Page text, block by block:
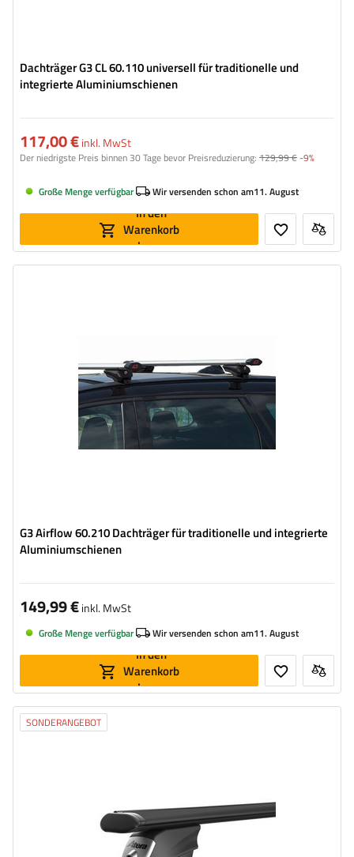
Dachträger G3 CL 60.110 universell für traditionelle und
integrierte Aluminiumschienen
117,00 €inkl. MwSt
Der niedrigste Preis binnen 30 Tage bevor Preisreduzierung: 129,99 €-9%
Große Menge verfügbar Wir versenden schon am11. August
In den
Warenkorb
legen
G3 Airflow 60.210 Dachträger für traditionelle und integrierte
Aluminiumschienen
149,99 €inkl. MwSt
Große Menge verfügbar Wir versenden schon am11. August
In den
Warenkorb
legen
SONDERANGEBOT